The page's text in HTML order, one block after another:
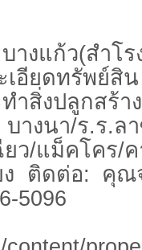
งแก้ว(สำโร
อียดทรัพย์สิ
สิ่งปลูกสร้า
า/ร.ร.ลา
ว/แม็คโคร/
ง ติดต่อ: คุ
5096-